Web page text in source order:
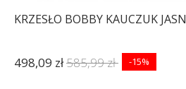
KRZESŁO BOBBY KAUCZUK
498,09 zł585,99 zł -15%